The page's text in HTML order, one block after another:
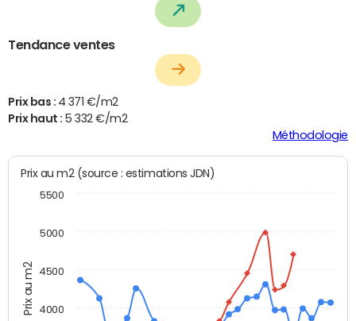
Tendance ventes
Prix bas : 4 371 €/m2
Prix haut : 5 332 €/m2
Méthodologie
Prix au m2
Prix au m2 (source : estimations JDN)
4000
4500
5000
5500